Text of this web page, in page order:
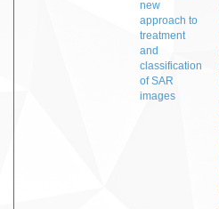
new
approach to
treatment
and
classification
of SAR
images